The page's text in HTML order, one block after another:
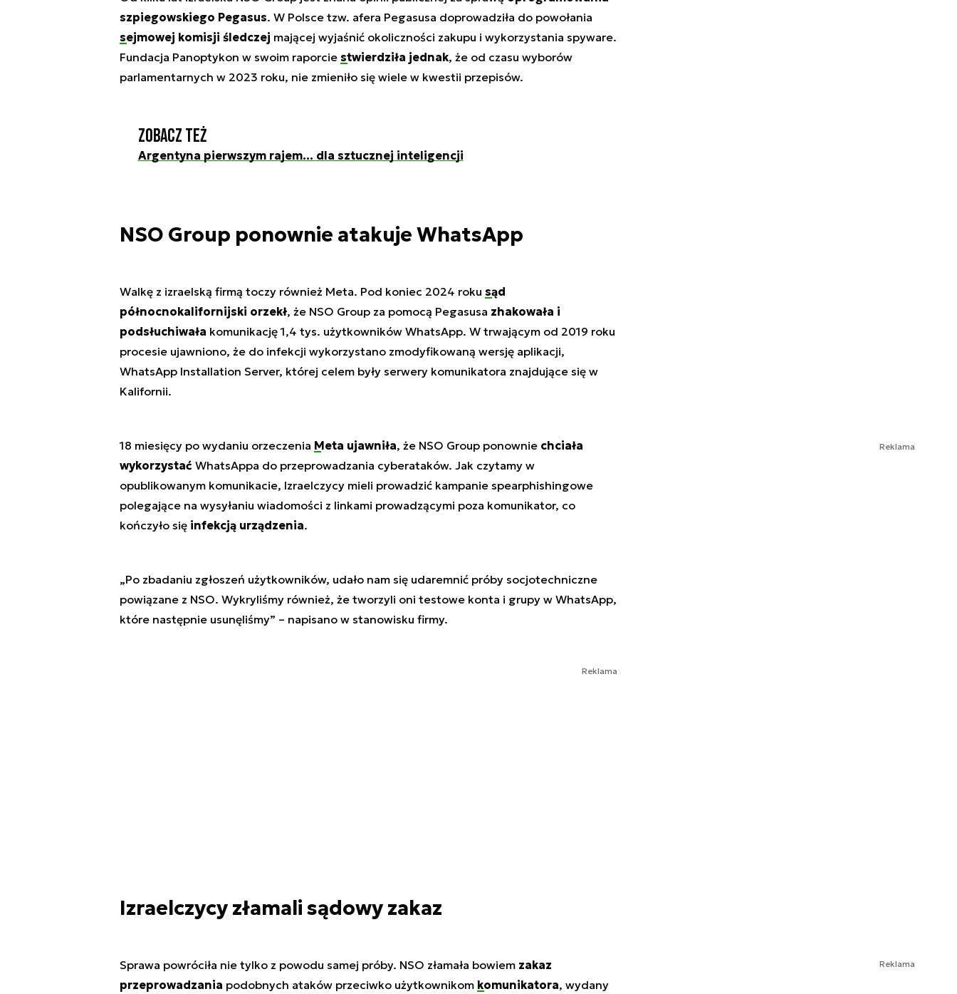
szpiegowskiego Pegasus. W Polsce tzw. afera Pegasusa doprowadziła do powołania
sejmowej komisji śledczej mającej wyjaśnić okoliczności zakupu i wykorzystania spyware.
Fundacja Panoptykon w swoim raporcie stwierdziła jednak, że od czasu wyborów
parlamentarnych w 2023 roku, nie zmieniło się wiele w kwestii przepisów.
Zobacz też
Argentyna pierwszym rajem... dla sztucznej inteligencji
NSO Group ponownie atakuje WhatsApp
Walkę z izraelską firmą toczy również Meta. Pod koniec 2024 roku sąd
północnokalifornijski orzekł, że NSO Group za pomocą Pegasusa zhakowała i
podsłuchiwała komunikację 1,4 tys. użytkowników WhatsApp. W trwającym od 2019 roku
procesie ujawniono, że do infekcji wykorzystano zmodyfikowaną wersję aplikacji,
WhatsApp Installation Server, której celem były serwery komunikatora znajdujące się w
Kalifornii.
18 miesięcy po wydaniu orzeczenia Meta ujawniła, że NSO Group ponownie chciała
wykorzystać WhatsAppa do przeprowadzania cyberataków. Jak czytamy w
opublikowanym komunikacie, Izraelczycy mieli prowadzić kampanie spearphishingowe
polegające na wysyłaniu wiadomości z linkami prowadzącymi poza komunikator, co
kończyło się infekcją urządzenia.
„Po zbadaniu zgłoszeń użytkowników, udało nam się udaremnić próby socjotechniczne
powiązane z NSO. Wykryliśmy również, że tworzyli oni testowe konta i grupy w WhatsApp,
które następnie usunęliśmy” – napisano w stanowisku firmy.
Reklama
Izraelczycy złamali sądowy zakaz
Sprawa powróciła nie tylko z powodu samej próby. NSO złamała bowiem zakaz
przeprowadzania podobnych ataków przeciwko użytkownikom komunikatora, wydany
Reklama
Reklama